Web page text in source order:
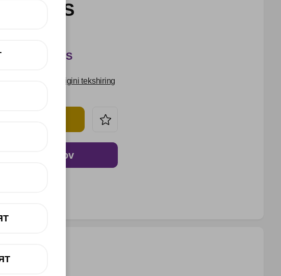
000 UZS
382 000 UZS
Mavjudligini tekshiring
Muddatli to‘lov
bog‘lanish